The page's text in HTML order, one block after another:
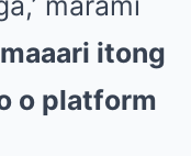
maaari itong
o platform